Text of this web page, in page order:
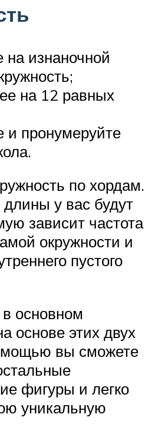
на изнаночной
на 12 равных
и пронумеруйте
по хордам.
длины у вас будут
зависит частота
окружности и
пустого
основном
основе этих двух
вы сможете
фигуры и легко
уникальную